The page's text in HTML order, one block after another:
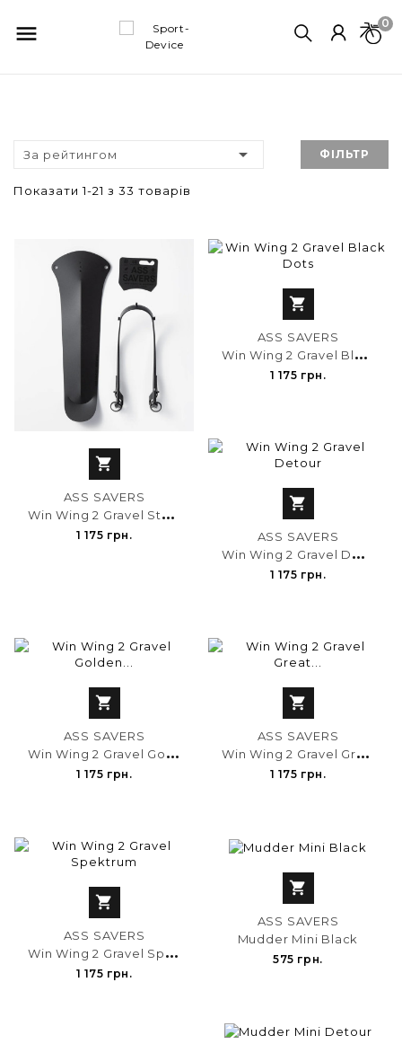
 0
За рейтингом  ФІЛЬТР
Показати 1-21 з 33 товарів

ASS SAVERS
W
in Wing 2 Gravel Stealth
1 175 грн.

ASS SAVERS
W
in Wing 2 Gravel Black Dots
1 175 грн.

ASS SAVERS
W
in Wing 2 Gravel Detour
1 175 грн.

ASS SAVERS
W
in Wing 2 Gravel Golden Groove
1 175 грн.

ASS SAVERS
W
in Wing 2 Gravel Great Offline
1 175 грн.

ASS SAVERS
W
in Wing 2 Gravel Spektrum
1 175 грн.

ASS SAVERS
Mudder Mini Black
575 грн.